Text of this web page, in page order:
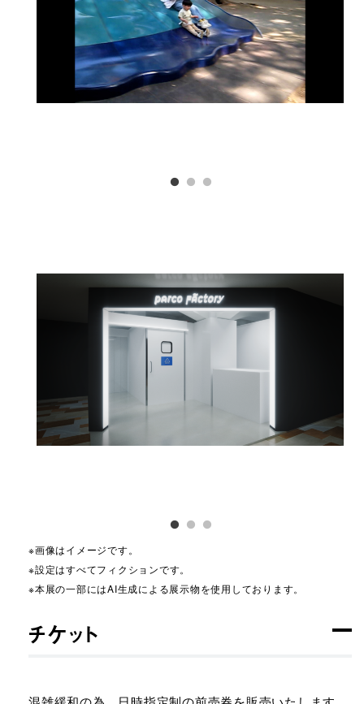
※画像はイメージです。
※設定はすべてフィクションです。
※本展の一部にはAI生成による展示物を使用しております。
チケット